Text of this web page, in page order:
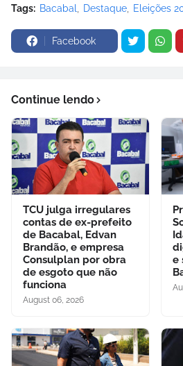
Tags: Bacabal Destaque Eleições
Facebook
Continue lendo
TCU julga irregulares
contas de ex-prefeito
de Bacabal, Edvan
Brandão, e empresa
Consulplan por obra
de esgoto que não
funciona
August 06, 2026
e